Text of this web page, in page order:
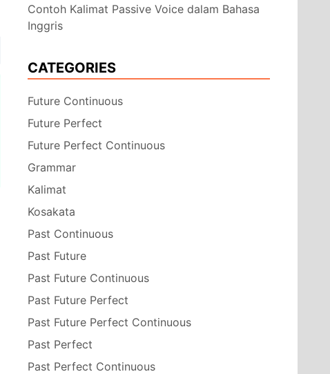
Contoh Kalimat Passive Voice dalam Bahasa
Inggris
CATEGORIES
Future Continuous
Future Perfect
Future Perfect Continuous
Grammar
Kalimat
Kosakata
Past Continuous
Past Future
Past Future Continuous
Past Future Perfect
Past Future Perfect Continuous
Past Perfect
Past Perfect Continuous